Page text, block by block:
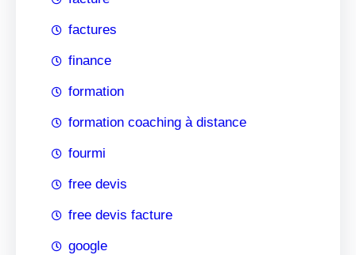
factures
finance
formation
formation coaching à distance
fourmi
free devis
free devis facture
google